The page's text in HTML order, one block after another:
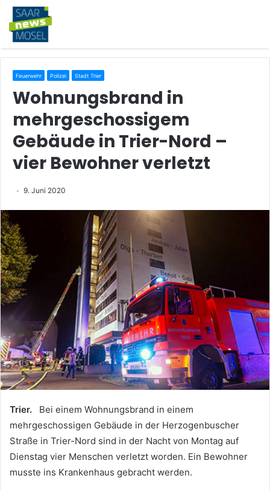
Feuerwehr Polizei Stadt Trier
Wohnungsbrand in
mehrgeschossigem
Gebäude in Trier-Nord –
vier Bewohner verletzt
9. Juni 2020
Trier. Bei einem Wohnungsbrand in einem
mehrgeschossigen Gebäude in der Herzogenbuscher
Straße in Trier-Nord sind in der Nacht von Montag auf
Dienstag vier Menschen verletzt worden. Ein Bewohner
musste ins Krankenhaus gebracht werden.